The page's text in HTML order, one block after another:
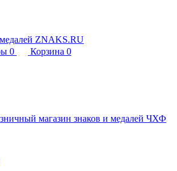
0 Корзина 0
магазин знаков и медалей ЧХФ